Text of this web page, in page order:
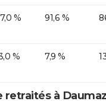
% 91,6 %
% 7,9 %
retraités à